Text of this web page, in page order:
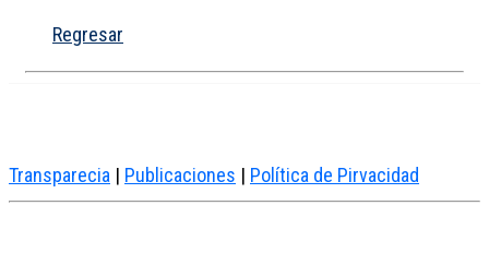
Regresar
Transparecia | Publicaciones | Política de Pirvacidad